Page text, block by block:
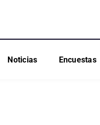
Noticias Encuestas